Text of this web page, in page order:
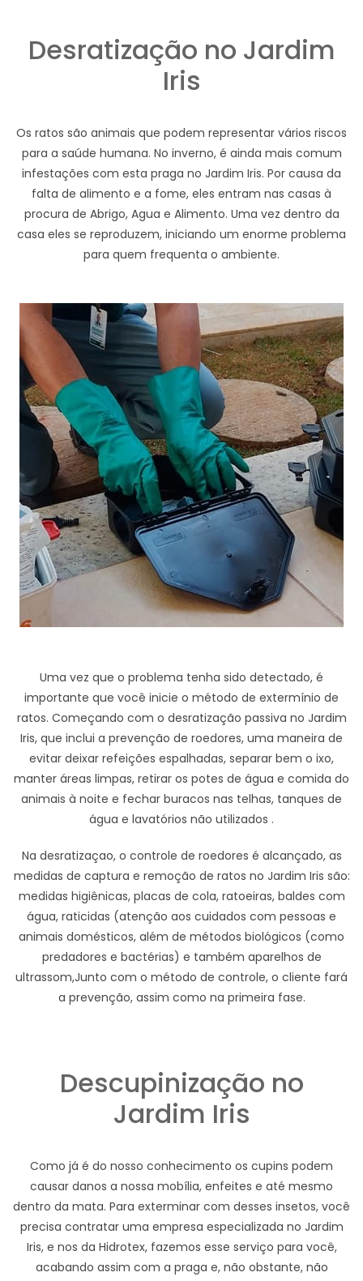
Desratização no Jardim
Iris
Os ratos são animais que podem representar vários riscos
para a saúde humana. No inverno, é ainda mais comum
infestações com esta praga no Jardim Iris. Por causa da
falta de alimento e a fome, eles entram nas casas à
procura de Abrigo, Agua e Alimento. Uma vez dentro da
casa eles se reproduzem, iniciando um enorme problema
para quem frequenta o ambiente.
Uma vez que o problema tenha sido detectado, é
importante que você inicie o método de extermínio de
ratos. Começando com o desratização passiva no Jardim
Iris, que inclui a prevenção de roedores, uma maneira de
evitar deixar refeições espalhadas, separar bem o ixo,
manter áreas limpas, retirar os potes de água e comida do
animais à noite e fechar buracos nas telhas, tanques de
água e lavatórios não utilizados .
Na desratizaçao, o controle de roedores é alcançado, as
medidas de captura e remoção de ratos no Jardim Iris são:
medidas higiênicas, placas de cola, ratoeiras, baldes com
água, raticidas (atenção aos cuidados com pessoas e
animais domésticos, além de métodos biológicos (como
predadores e bactérias) e também aparelhos de
ultrassom,Junto com o método de controle, o cliente fará
a prevenção, assim como na primeira fase.
Descupinização no
Jardim Iris
Como já é do nosso conhecimento os cupins podem
causar danos a nossa mobília, enfeites e até mesmo
dentro da mata. Para exterminar com desses insetos, você
precisa contratar uma empresa especializada no Jardim
Iris, e nos da Hidrotex, fazemos esse serviço para você,
acabando assim com a praga e, não obstante, não